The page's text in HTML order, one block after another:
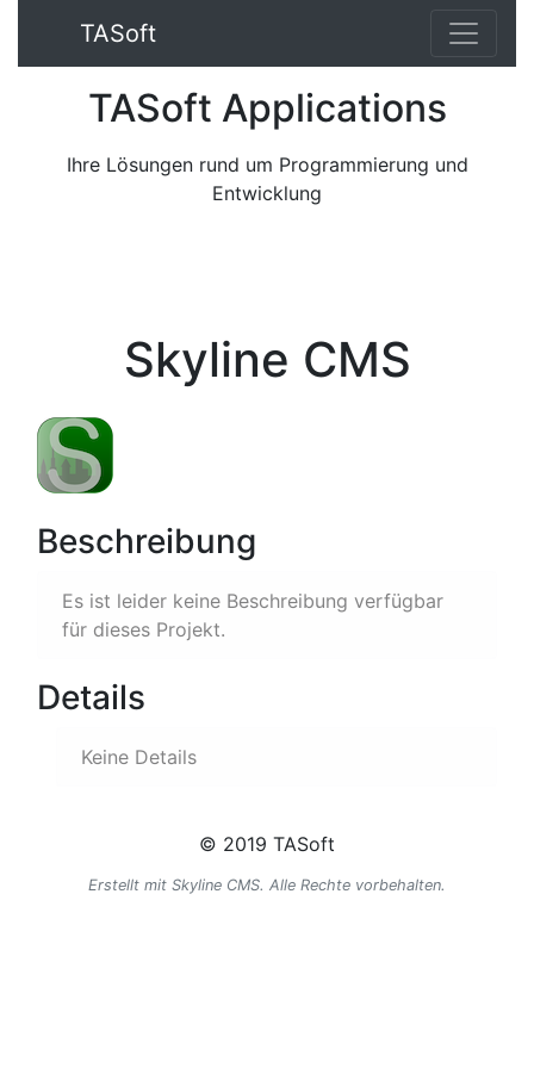
TASoft
TASoft Applications
Ihre Lösungen rund um Programmierung und
Entwicklung
Skyline CMS
Beschreibung
Es ist leider keine Beschreibung verfügbar
für dieses Projekt.
Details
Keine Details
© 2019 TASoft
Erstellt mit Skyline CMS. Alle Rechte vorbehalten.